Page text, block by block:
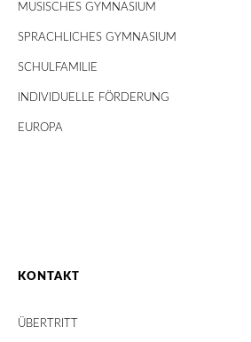
MUSISCHES GYMNASIUM
SPRACHLICHES GYMNASIUM
SCHULFAMILIE
INDIVIDUELLE FÖRDERUNG
EUROPA
KONTAKT
ÜBERTRITT